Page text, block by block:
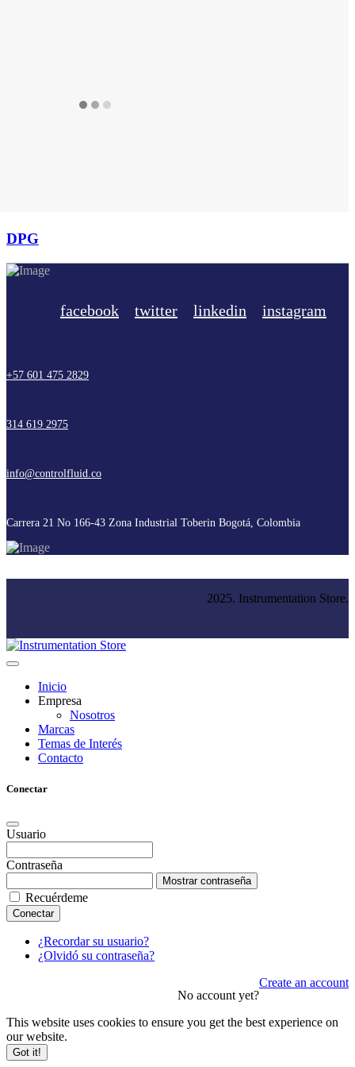
DPG
facebook twitter linkedin instagram
+57 601 475 2829
314 619 2975
info@controlfluid.co
Carrera 21 No 166-43 Zona Industrial Toberin Bogotá, Colombia
2025. Instrumentation Store.
Inicio
Empresa
Nosotros
Marcas
Temas de Interés
Contacto
Conectar
Usuario
Contraseña
Mostrar contraseña
Recuérdeme
Conectar
¿Recordar su usuario?
¿Olvidó su contraseña?
No account yet?
Create an account
This website uses cookies to ensure you get the best experience on
our website.
Got it!